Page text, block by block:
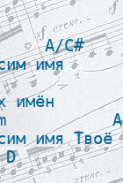
A/C#
имя
имён
A
имя Твоё
D